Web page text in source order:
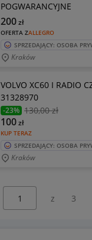
POGWARANCYJNE
OFERTA ZALLEGRO
200zł
SPRZEDAJĄCY: OSOBA
Kraków
VOLVO XC60 I RADIO
31328970
-23% 130,00 zł
KUP TERAZ
100zł
SPRZEDAJĄCY: OSOBA
Kraków
z 3